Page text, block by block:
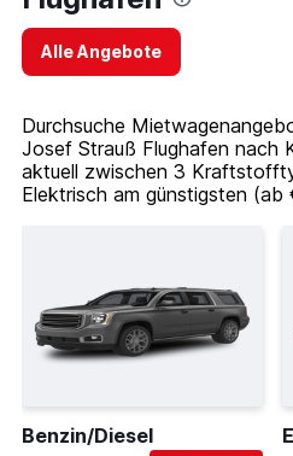
Alle Angebote
Durchsuche
Josef Strauß Flughafen nach
aktuell zwischen 3
Elektrisch am günstigsten (ab
Benzin/Diesel